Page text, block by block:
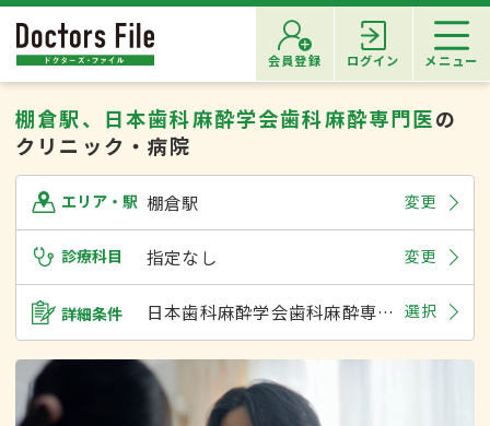
会員登録 ログイン メニュー
棚倉駅、日本歯科麻酔学会歯科麻酔専門医の
クリニック・病院
エリア・駅 棚倉駅 変更
診療科目 指定なし 変更
詳細条件 日本歯科麻酔学会歯科麻酔専門医 選択